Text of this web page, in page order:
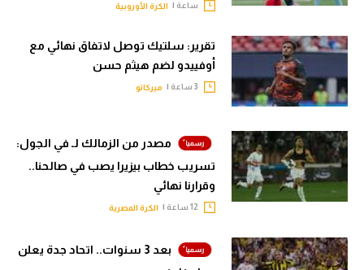
ساعة | الكرة الأوروبية
تقرير: سلتيك توصل لاتفاق نهائي مع
أوفييدو لضم هيثم حسن
ميركاتو
مصدر من الزمالك لـ في الجول:
تسريب خطاب بيزيرا يصب في صالحنا..
وقرارنا نهائي
الكرة المصرية
بعد 3 سنوات.. اتحاد جدة يعلن